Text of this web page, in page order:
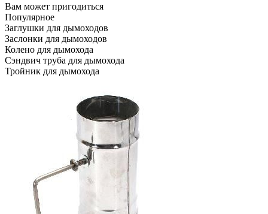
Вам может пригодиться
Популярное
Заглушки для дымоходов
Заслонки для дымоходов
Колено для дымохода
Сэндвич труба для дымохода
Тройник для дымохода